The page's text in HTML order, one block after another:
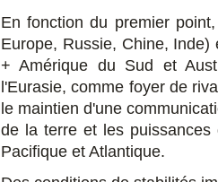
En fonction du premier
Europe, Russie, Chine,
+ Amérique du Sud et
l'Eurasie, comme foyer de
le maintien d'une
de la terre et les
Pacifique et Atlantique.